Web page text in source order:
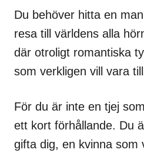
Du behöver hitta en
resa till världens alla
där otroligt romantiska
som verkligen vill vara
För du är inte en tjej
ett kort förhållande. Du
gifta dig, en kvinna som